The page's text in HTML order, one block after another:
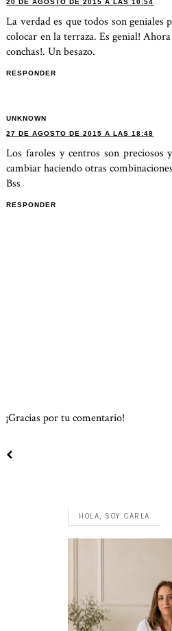
20 DE AGOSTO DE 2015 A LAS 10:54
La verdad es que todos son geniales
colocar en la terraza. Es genial!
conchas!. Un besazo.
RESPONDER
UNKNOWN
27 DE AGOSTO DE 2015 A LAS 18:48
Los faroles y centros son preciosos
cambiar haciendo otras
Bss
RESPONDER
¡Gracias por tu comentario!
HOLA, SOY CARLA